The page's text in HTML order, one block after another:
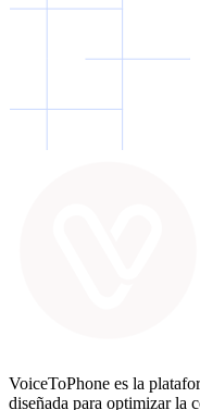
VoiceToPhone es la
diseñada para optimizar la